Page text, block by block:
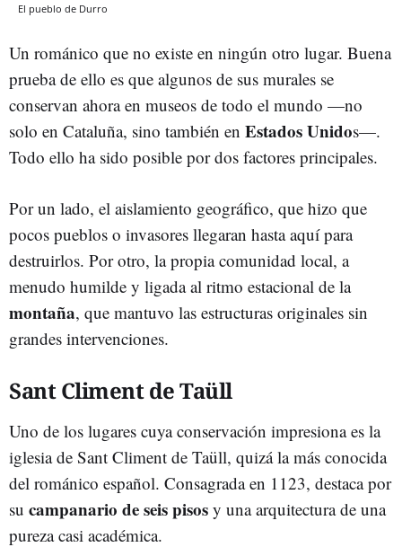
El pueblo de Durro
Un románico que no existe en ningún otro lugar. Buena
prueba de ello es que algunos de sus murales se
conservan ahora en museos de todo el mundo —no
solo en Cataluña, sino también en Estados Unidos—.
Todo ello ha sido posible por dos factores principales.
Por un lado, el aislamiento geográfico, que hizo que
pocos pueblos o invasores llegaran hasta aquí para
destruirlos. Por otro, la propia comunidad local, a
menudo humilde y ligada al ritmo estacional de la
montaña, que mantuvo las estructuras originales sin
grandes intervenciones.
Sant Climent de Taüll
Uno de los lugares cuya conservación impresiona es la
iglesia de Sant Climent de Taüll, quizá la más conocida
del románico español. Consagrada en 1123, destaca por
su campanario de seis pisos y una arquitectura de una
pureza casi académica.